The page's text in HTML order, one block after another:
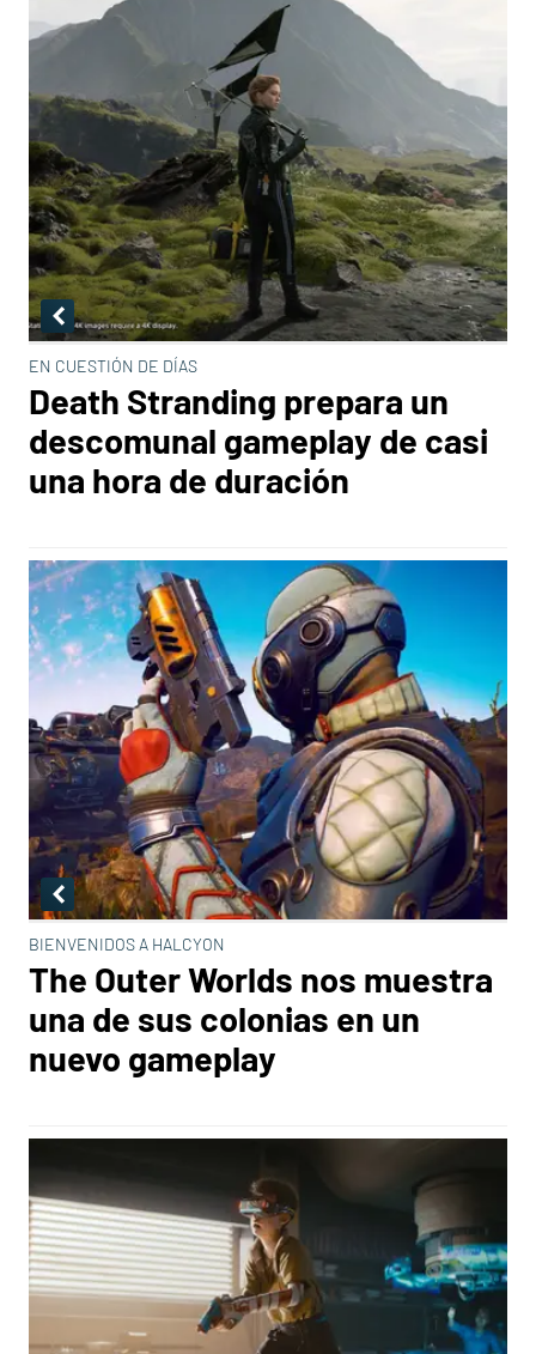
EN CUESTIÓN DE DÍAS
Death Stranding prepara un
descomunal gameplay de casi
una hora de duración
BIENVENIDOS A HALCYON
The Outer Worlds nos muestra
una de sus colonias en un
nuevo gameplay